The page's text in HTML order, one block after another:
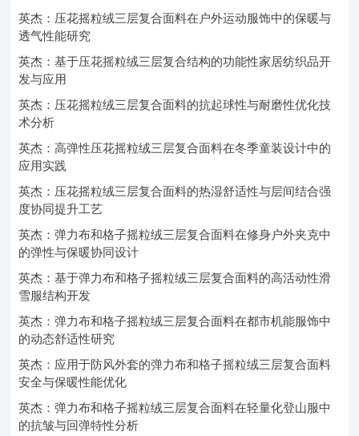
英杰：压花摇粒绒三层复合面料在户外运动服饰中的保暖与
透气性能研究
英杰：基于压花摇粒绒三层复合结构的功能性家居纺织品开
发与应用
英杰：压花摇粒绒三层复合面料的抗起球性与耐磨性优化技
术分析
英杰：高弹性压花摇粒绒三层复合面料在冬季童装设计中的
应用实践
英杰：压花摇粒绒三层复合面料的热湿舒适性与层间结合强
度协同提升工艺
英杰：弹力布和格子摇粒绒三层复合面料在修身户外夹克中
的弹性与保暖协同设计
英杰：基于弹力布和格子摇粒绒三层复合面料的高活动性滑
雪服结构开发
英杰：弹力布和格子摇粒绒三层复合面料在都市机能服饰中
的动态舒适性研究
英杰：应用于防风外套的弹力布和格子摇粒绒三层复合面料
安全与保暖性能优化
英杰：弹力布和格子摇粒绒三层复合面料在轻量化登山服中
的抗皱与回弹特性分析